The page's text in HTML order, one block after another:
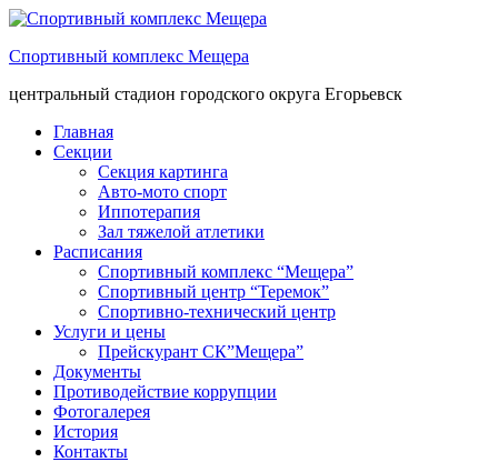
Спортивный комплекс Мещера
центральный стадион городского округа Егорьевск
Главная
Секции
Секция картинга
Авто-мото спорт
Иппотерапия
Зал тяжелой атлетики
Расписания
Спортивный комплекс “Мещера”
Спортивный центр “Теремок”
Спортивно-технический центр
Услуги и цены
Прейскурант СК”Мещера”
Документы
Противодействие коррупции
Фотогалерея
История
Контакты